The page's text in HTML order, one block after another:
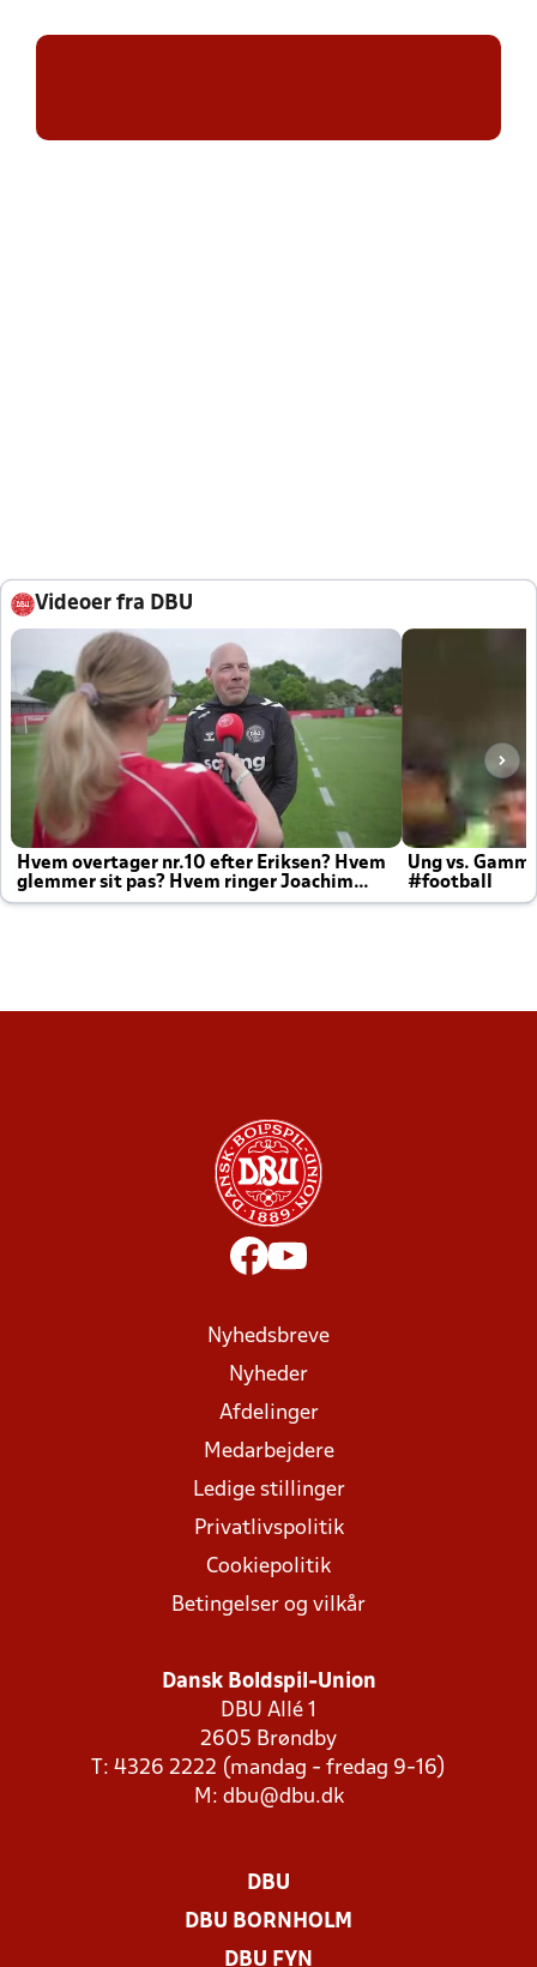
Videoer fra DBU
Hvem overtager nr.10 efter Eriksen? Hvem
glemmer sit pas? Hvem ringer Joachim
altid til efter kampe?
Ung vs.
#football
Nyhedsbreve
Nyheder
Afdelinger
Medarbejdere
Ledige stillinger
Privatlivspolitik
Cookiepolitik
Betingelser og vilkår
Dansk Boldspil-Union
DBU Allé 1
2605 Brøndby
T: 4326 2222 (mandag - fredag 9-16)
M: dbu@dbu.dk
DBU
DBU BORNHOLM
DBU FYN